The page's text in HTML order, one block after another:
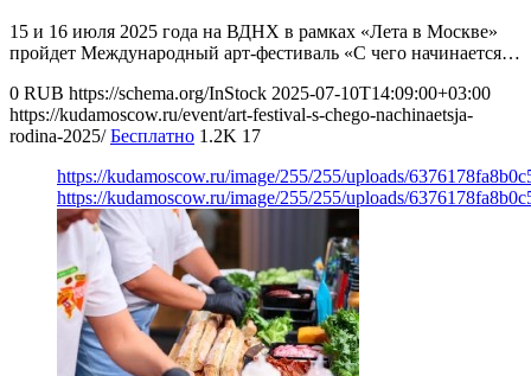
15 и 16 июля 2025 года на ВДНХ в рамках «Лета в Москве»
пройдет Международный арт-фестиваль «С чего начинается…
0 RUB https://schema.org/InStock 2025-07-10T14:09:00+03:00
https://kudamoscow.ru/event/art-festival-s-chego-nachinaetsja-
rodina-2025/ Бесплатно 1.2K 17
https://kudamoscow.ru/image/255/255/uploads/
https://kudamoscow.ru/image/255/255/uploads/